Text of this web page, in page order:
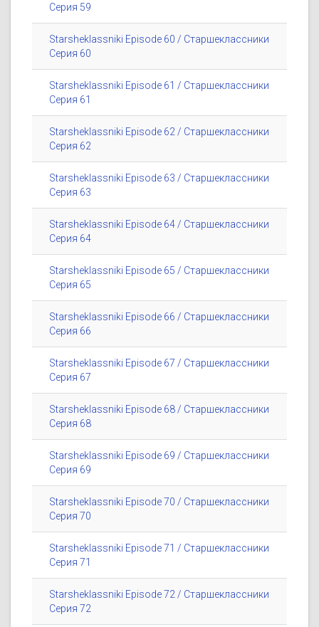
Серия 59
Starsheklassniki Episode 60 / Старшеклассники
Серия 60
Starsheklassniki Episode 61 / Старшеклассники
Серия 61
Starsheklassniki Episode 62 / Старшеклассники
Серия 62
Starsheklassniki Episode 63 / Старшеклассники
Серия 63
Starsheklassniki Episode 64 / Старшеклассники
Серия 64
Starsheklassniki Episode 65 / Старшеклассники
Серия 65
Starsheklassniki Episode 66 / Старшеклассники
Серия 66
Starsheklassniki Episode 67 / Старшеклассники
Серия 67
Starsheklassniki Episode 68 / Старшеклассники
Серия 68
Starsheklassniki Episode 69 / Старшеклассники
Серия 69
Starsheklassniki Episode 70 / Старшеклассники
Серия 70
Starsheklassniki Episode 71 / Старшеклассники
Серия 71
Starsheklassniki Episode 72 / Старшеклассники
Серия 72